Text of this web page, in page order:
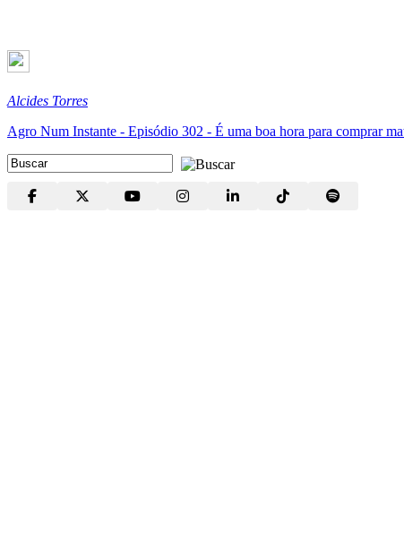
Alcides Torres
Agro Num Instante - Episódio 302 - É uma boa hora para comprar